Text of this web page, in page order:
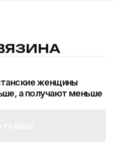
женщины
а получают меньше